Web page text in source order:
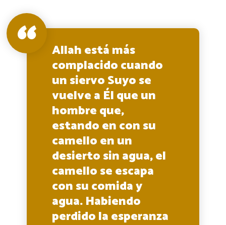
Allah está más
complacido cuando
un siervo Suyo se
vuelve a Él que un
hombre que,
estando en con su
camello en un
desierto sin agua, el
camello se escapa
con su comida y
agua. Habiendo
perdido la esperanza